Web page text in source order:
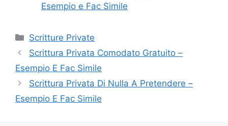
Esempio e Fac Simile
Categorie
Scritture Private
Scrittura Privata Comodato Gratuito –
Esempio E Fac Simile
Scrittura Privata Di Nulla A Pretendere –
Esempio E Fac Simile